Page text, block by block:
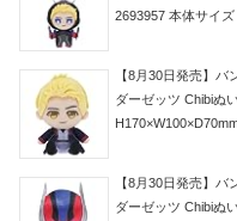
2693957 本体サイ
【8月30日発売】
ダーゼッツ Chibiぬ
【8月30日発売】
ダーゼッツ Chibiぬ